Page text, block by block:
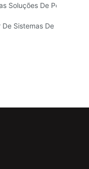
Armazenamento
Soluções De Porta-
De Sistemas De